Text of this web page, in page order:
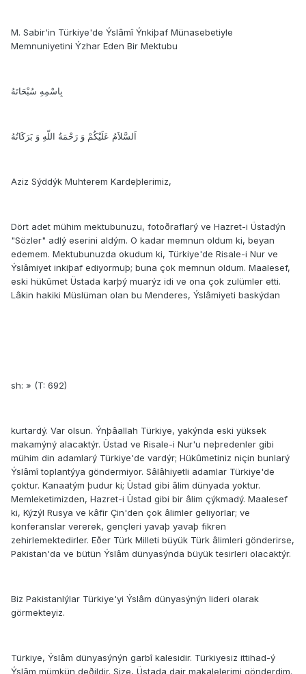
M. Sabir'in Türkiye'de Ýslâmî Ýnkiþaf Münasebetiyle
Memnuniyetini Ýzhar Eden Bir Mektubu
بِاسْمِهِ سُبْحَانَهُ
اَلسَّلاَمُ عَلَيْكُمْ وَ رَحْمَةُ اللّهِ وَ بَرَكَاتُهُ
Aziz Sýddýk Muhterem Kardeþlerimiz,
Dört adet mühim mektubunuzu, fotoðraflarý ve Hazret-i Üstadýn
"Sözler" adlý eserini aldým. O kadar memnun oldum ki, beyan
edemem. Mektubunuzda okudum ki, Türkiye'de Risale-i Nur ve
Ýslâmiyet inkiþaf ediyormuþ; buna çok memnun oldum. Maalesef,
eski hükûmet Üstada karþý muarýz idi ve ona çok zulümler etti.
Lâkin hakiki Müslüman olan bu Menderes, Ýslâmiyeti baskýdan
sh: » (T: 692)
kurtardý. Var olsun. Ýnþâallah Türkiye, yakýnda eski yüksek
makamýný alacaktýr. Üstad ve Risale-i Nur'u neþredenler gibi
mühim din adamlarý Türkiye'de vardýr; Hükûmetiniz niçin bunlarý
Ýslâmî toplantýya göndermiyor. Sâlâhiyetli adamlar Türkiye'de
çoktur. Kanaatým þudur ki; Üstad gibi âlim dünyada yoktur.
Memleketimizden, Hazret-i Üstad gibi bir âlim çýkmadý. Maalesef
ki, Kýzýl Rusya ve kâfir Çin'den çok âlimler geliyorlar; ve
konferanslar vererek, gençleri yavaþ yavaþ fikren
zehirlemektedirler. Eðer Türk Milleti büyük Türk âlimleri gönderirse,
Pakistan'da ve bütün Ýslâm dünyasýnda büyük tesirleri olacaktýr.
Biz Pakistanlýlar Türkiye'yi Ýslâm dünyasýnýn lideri olarak
görmekteyiz.
Türkiye, Ýslâm dünyasýnýn garbî kalesidir. Türkiyesiz ittihad-ý
Ýslâm mümkün deðildir. Size, Üstada dair makalelerimi gönderdim.